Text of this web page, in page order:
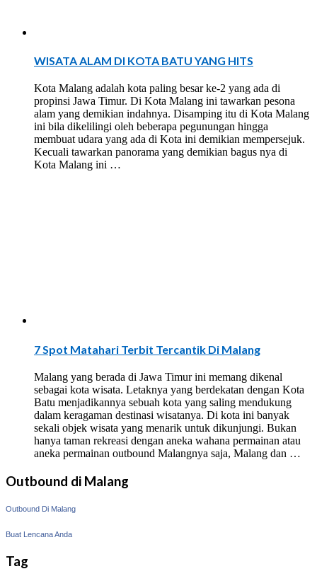
WISATA ALAM DI KOTA BATU YANG HITS
Kota Malang adalah kota paling besar ke-2 yang ada di
propinsi Jawa Timur. Di Kota Malang ini tawarkan pesona
alam yang demikian indahnya. Disamping itu di Kota Malang
ini bila dikelilingi oleh beberapa pegunungan hingga
membuat udara yang ada di Kota ini demikian mempersejuk.
Kecuali tawarkan panorama yang demikian bagus nya di
Kota Malang ini …
7 Spot Matahari Terbit Tercantik Di Malang
Malang yang berada di Jawa Timur ini memang dikenal
sebagai kota wisata. Letaknya yang berdekatan dengan Kota
Batu menjadikannya sebuah kota yang saling mendukung
dalam keragaman destinasi wisatanya. Di kota ini banyak
sekali objek wisata yang menarik untuk dikunjungi. Bukan
hanya taman rekreasi dengan aneka wahana permainan atau
aneka permainan outbound Malangnya saja, Malang dan …
Outbound di Malang
Outbound Di Malang
Buat Lencana Anda
Tag